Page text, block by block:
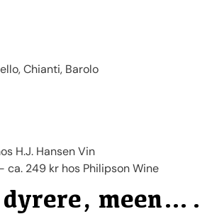
Chianti, Barolo
H.J. Hansen Vin
249 kr hos Philipson Wine
dyrere, meen….